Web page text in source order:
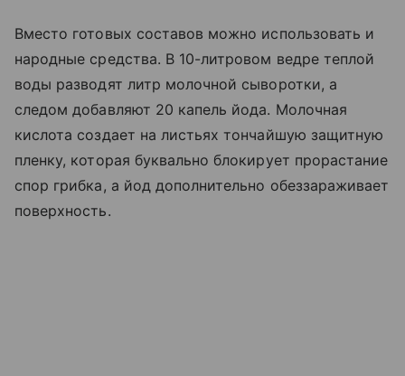
Вместо готовых составов можно использовать и
народные средства. В 10-литровом ведре теплой
воды разводят литр молочной сыворотки, а
следом добавляют 20 капель йода. Молочная
кислота создает на листьях тончайшую защитную
пленку, которая буквально блокирует прорастание
спор грибка, а йод дополнительно обеззараживает
поверхность.